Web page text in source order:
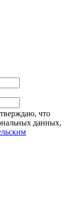
что
данных,